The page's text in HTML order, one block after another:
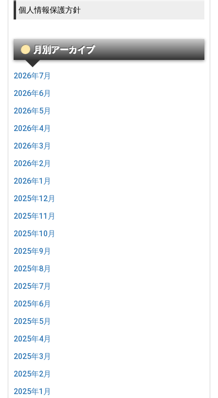
個人情報保護方針
月別アーカイブ
2026年7月
2026年6月
2026年5月
2026年4月
2026年3月
2026年2月
2026年1月
2025年12月
2025年11月
2025年10月
2025年9月
2025年8月
2025年7月
2025年6月
2025年5月
2025年4月
2025年3月
2025年2月
2025年1月